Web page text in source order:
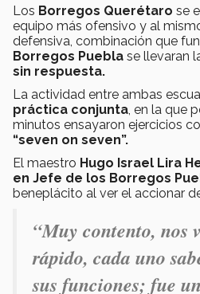
Los Borregos Querétaro se
equipo más ofensivo y al
defensiva, combinación que
Borregos Puebla se llevaran
sin respuesta.
La actividad entre ambas
práctica conjunta , en la que
minutos ensayaron ejercicios
“seven on seven”.
El maestro Hugo Israel Lira
en Jefe de los Borregos
beneplácito al ver el accionar
“Muy contento, nos
rápido, cada uno
sus funciones; fue